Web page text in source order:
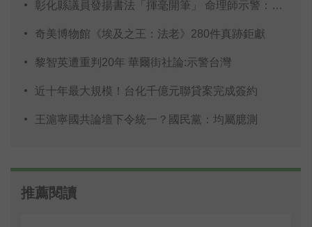
彰化縣議員發揚書法「揮毫開筆」 命理師示警：不
奇美博物館《埃及之王：法老》280件真跡鉅獻
黎智英遭重判20年 華爾街社論:示警台灣
近十年最大規模！台化千億元聯貸案完成簽約
王滬寧國共論壇下令統一？國民黨：均屬臆測
推薦閱讀